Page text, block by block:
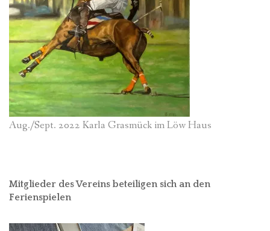
Aug./Sept. 2022 Karla Grasmück im Löw Haus
Mitglieder des Vereins beteiligen sich an den
Ferienspielen